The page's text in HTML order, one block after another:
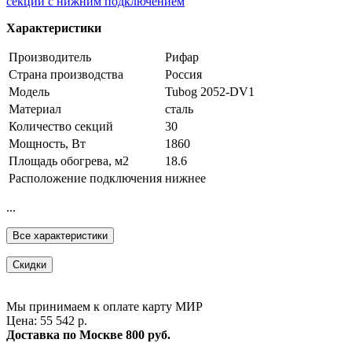
Характеристики
Производитель
Рифар
Страна производства
Россия
Модель
Tubog 2052-DV1
Материал
сталь
Количество секций
30
Мощность, Вт
1860
Площадь обогрева, м2
18.6
Расположение подключения нижнее
...
Все характеристики
Скидки
Мы принимаем к оплате карту МИР
Цена: 55 542 р.
Доставка по Москве 800 руб.